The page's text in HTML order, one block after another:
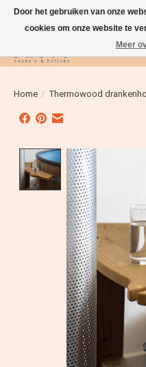
Home / Thermowood
Product image
Door het gebruiken van onze
cookies om onze website te
Meer